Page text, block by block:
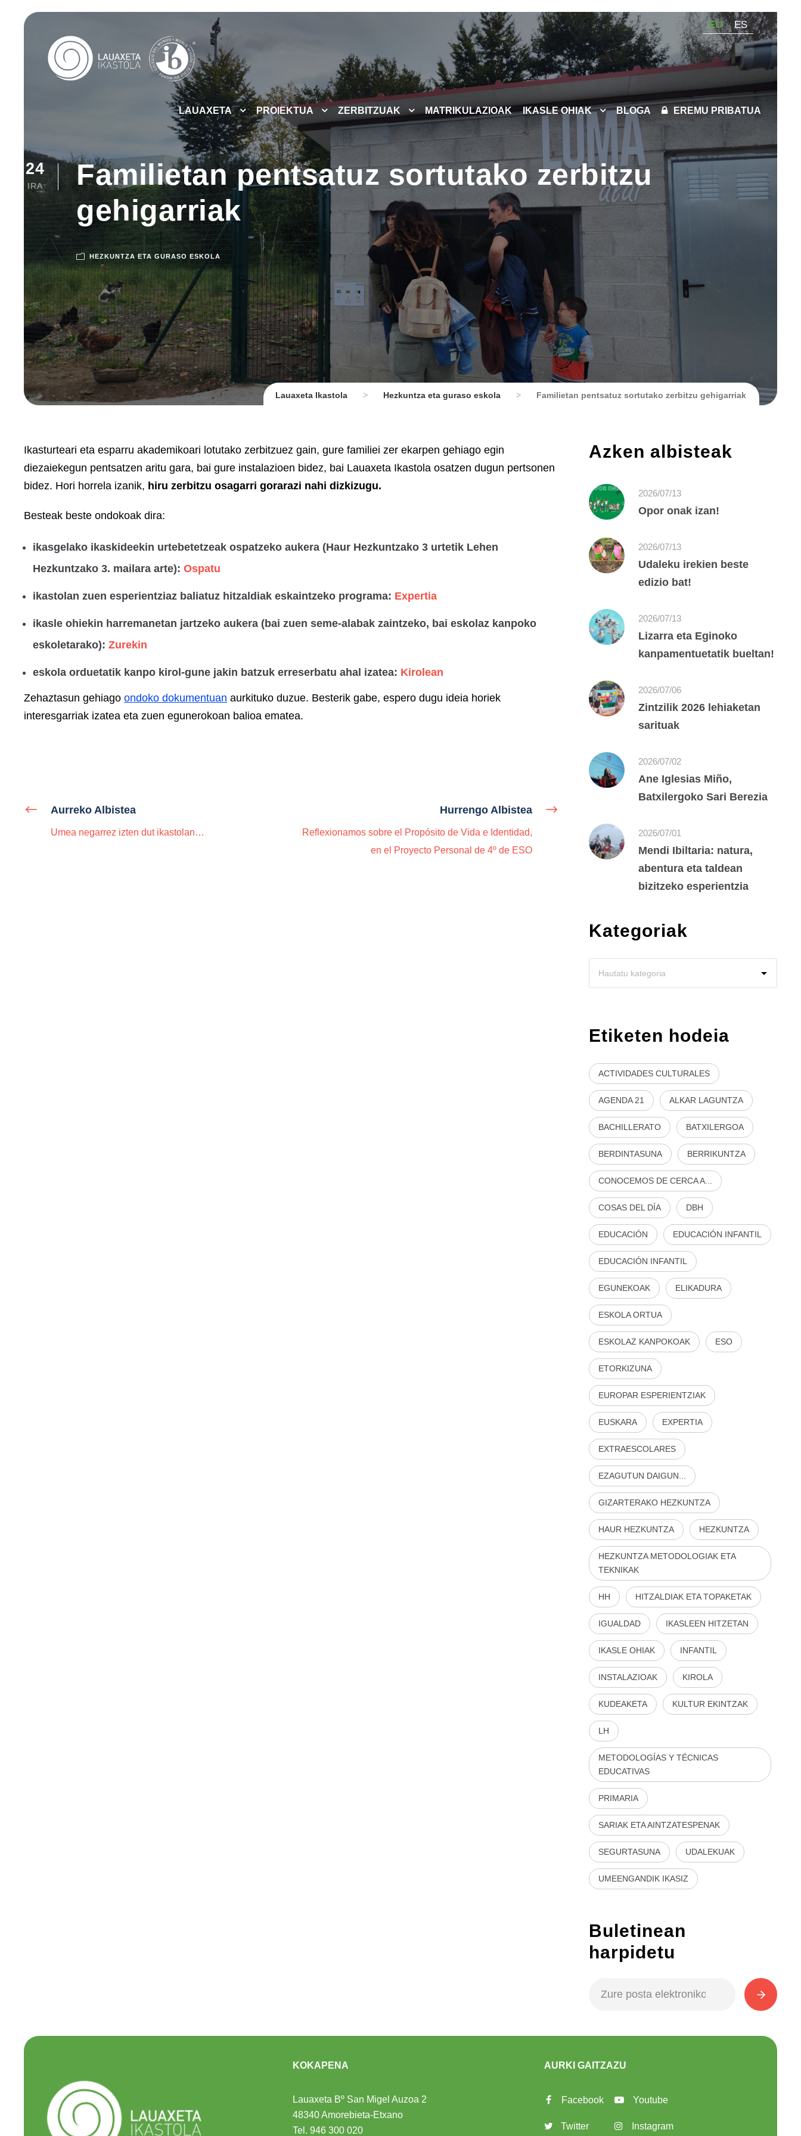
EU ES
LAUAXETA PROIEKTUA ZERBITZUAK MATRIKULAZIOAK IKASLE OHIAK BLOGA EREMU PRIBATUA
24
IRA
Familietan pentsatuz sortutako zerbitzu
gehigarriak
HEZKUNTZA ETA GURASO ESKOLA
Lauaxeta Ikastola > Hezkuntza eta guraso eskola > Familietan pentsatuz sortutako zerbitzu gehigarriak
Ikasturteari eta esparru akademikoari lotutako zerbitzuez gain, gure familiei zer ekarpen gehiago egin
diezaiekegun pentsatzen aritu gara, bai gure instalazioen bidez, bai Lauaxeta Ikastola osatzen dugun pertsonen
bidez. Hori horrela izanik, hiru zerbitzu osagarri gorarazi nahi dizkizugu.
Besteak beste ondokoak dira:
ikasgelako ikaskideekin urtebetetzeak ospatzeko aukera (Haur Hezkuntzako 3 urtetik Lehen
Hezkuntzako 3. mailara arte): Ospatu
ikastolan zuen esperientziaz baliatuz hitzaldiak eskaintzeko programa: Expertia
ikasle ohiekin harremanetan jartzeko aukera (bai zuen seme-alabak zaintzeko, bai eskolaz kanpoko
eskoletarako): Zurekin
eskola orduetatik kanpo kirol-gune jakin batzuk erreserbatu ahal izatea: Kirolean
Zehaztasun gehiago ondoko dokumentuan aurkituko duzue. Besterik gabe, espero dugu ideia horiek
interesgarriak izatea eta zuen egunerokoan balioa ematea.
Aurreko Albistea
Umea negarrez izten dut ikastolan…
Hurrengo Albistea
Reflexionamos sobre el Propósito de Vida e Identidad,
en el Proyecto Personal de 4º de ESO
Azken albisteak
2026/07/13
Opor onak izan!
2026/07/13
Udaleku irekien beste
edizio bat!
2026/07/13
Lizarra eta Eginoko
kanpamentuetatik bueltan!
2026/07/06
Zintzilik 2026 lehiaketan
sarituak
2026/07/02
Ane Iglesias Miño,
Batxilergoko Sari Berezia
2026/07/01
Mendi Ibiltaria: natura,
abentura eta taldean
bizitzeko esperientzia
Kategoriak
Etiketen hodeia
ACTIVIDADES CULTURALES
AGENDA 21 ALKAR LAGUNTZA
BACHILLERATO BATXILERGOA
BERDINTASUNA BERRIKUNTZA
CONOCEMOS DE CERCA A...
COSAS DEL DÍA DBH
EDUCACIÓN EDUCACIÓN INFANTIL
EDUCACIÓN INFANTIL
EGUNEKOAK ELIKADURA
ESKOLA ORTUA
ESKOLAZ KANPOKOAK ESO
ETORKIZUNA
EUROPAR ESPERIENTZIAK
EUSKARA EXPERTIA
EXTRAESCOLARES
EZAGUTUN DAIGUN...
GIZARTERAKO HEZKUNTZA
HAUR HEZKUNTZA HEZKUNTZA
HEZKUNTZA METODOLOGIAK ETA
TEKNIKAK
HH HITZALDIAK ETA TOPAKETAK
IGUALDAD IKASLEEN HITZETAN
IKASLE OHIAK INFANTIL
INSTALAZIOAK KIROLA
KUDEAKETA KULTUR EKINTZAK
LH
METODOLOGÍAS Y TÉCNICAS
EDUCATIVAS
PRIMARIA
SARIAK ETA AINTZATESPENAK
SEGURTASUNA UDALEKUAK
UMEENGANDIK IKASIZ
Buletinean
harpidetu
KOKAPENA
Lauaxeta Bº San Migel Auzoa 2
48340 Amorebieta-Etxano
Tel.946 300 020
AURKI GAITZAZU
Facebook
Twitter
Youtube
Instagram